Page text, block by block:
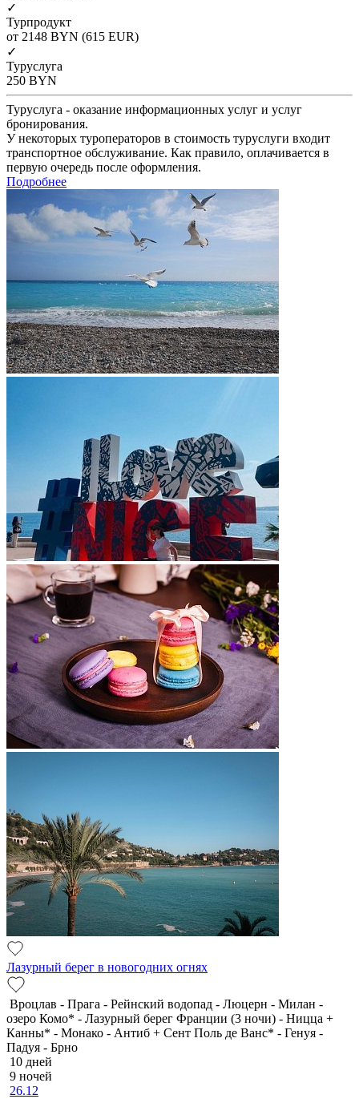
✓
Турпродукт
от 2148 BYN (615 EUR)
✓
Туруслуга
250 BYN
Туруслуга - оказание информационных услуг и услуг
бронирования.
У некоторых туроператоров в стоимость туруслуги входит
транспортное обслуживание. Как правило, оплачивается в
первую очередь после оформления.
Подробнее
Лазурный берег в новогодних огнях
Вроцлав - Прага - Рейнский водопад - Люцерн - Милан -
озеро Комо* - Лазурный берег Франции (3 ночи) - Ницца +
Канны* - Монако - Антиб + Сент Поль де Ванс* - Генуя -
Падуя - Брно
10 дней
9 ночей
26.12